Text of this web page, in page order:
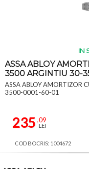
IN
ASSA ABLOY
3500 ARGINTIU 30-
ASSA ABLOY AMORTIZOR
3500-0001-60-01
235 ,09
LEI
COD BOCRIS: 1004672